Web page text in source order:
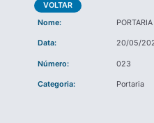
VOLTAR
Nome:
Data: 20/05/
Número: 023
Categoria: Portaria